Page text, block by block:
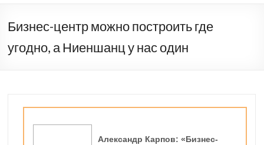
Бизнес-центр можно построить где
угодно, а Ниеншанц у нас один
Александр Карпов: «Бизнес-